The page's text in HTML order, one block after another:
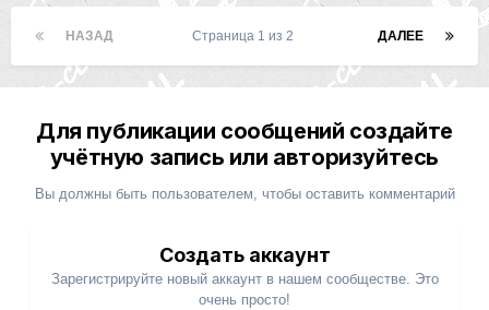
НАЗАД ДАЛЕЕ
Страница 1 из 2
Для публикации сообщений создайте
учётную запись или авторизуйтесь
Вы должны быть пользователем, чтобы оставить комментарий
Создать аккаунт
Зарегистрируйте новый аккаунт в нашем сообществе. Это
очень просто!